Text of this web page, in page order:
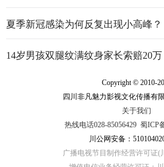
夏季新冠感染为何反复出现小高峰？
14岁男孩双腿纹满纹身家长索赔20万
Copyright © 2010-
四川非凡魅力影视文化传播有
关于我们
热线电话028-85056429 蜀ICP
川公网安备：
广播电视节目制作经营许可证(